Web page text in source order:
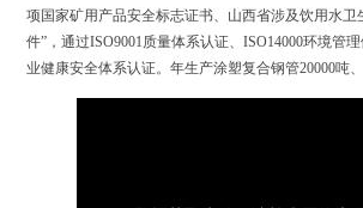
项国家矿用产品安全标志证书、山西省涉及饮用水卫
件”，通过ISO9001质量体系认证、ISO14000环境管
业健康安全体系认证。年生产涂塑复合钢管20000吨、